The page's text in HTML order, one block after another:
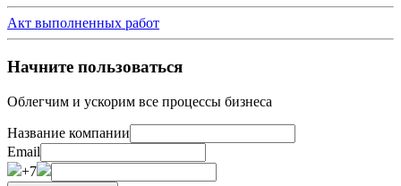
Акт выполненных работ
Начните пользоваться
Облегчим и ускорим все процессы бизнеса
Название компании
Email
+7